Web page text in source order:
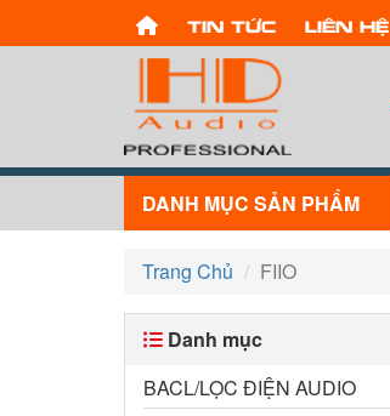
Tin tức Liên hệ
DANH MỤC SẢN PHẨM
Trang Chủ FIIO
Danh mục
BACL/LỌC ĐIỆN AUDIO